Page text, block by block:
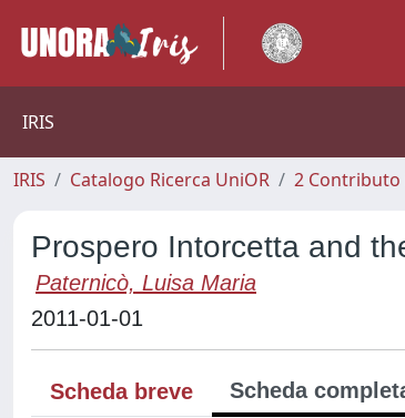
IRIS
IRIS Catalogo Ricerca UniOR 2 Contributo
Prospero Intorcetta and
Paternicò, Luisa Maria
2011-01-01
Scheda breve Scheda